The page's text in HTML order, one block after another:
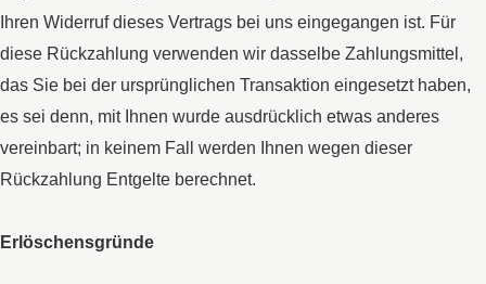
Ihren Widerruf dieses Vertrags bei uns eingegangen ist. Für
diese Rückzahlung verwenden wir dasselbe Zahlungsmittel,
das Sie bei der ursprünglichen Transaktion eingesetzt haben,
es sei denn, mit Ihnen wurde ausdrücklich etwas anderes
vereinbart; in keinem Fall werden Ihnen wegen dieser
Rückzahlung Entgelte berechnet.
Erlöschensgründe